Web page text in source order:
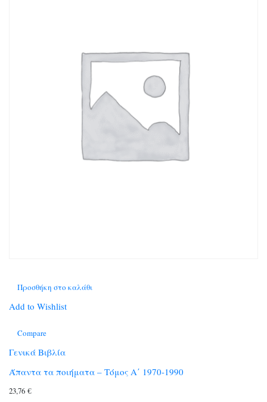
Προσθήκη στο καλάθι
Add to Wishlist
Compare
Γενικά Βιβλία
Άπαντα τα ποιήματα – Τόμος Α΄ 1970-1990
23,76 €